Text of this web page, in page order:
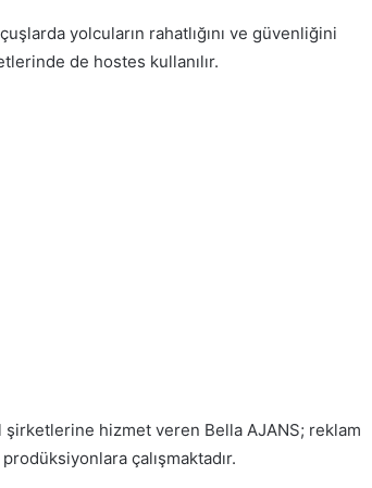
yolcuların rahatlığını ve güvenliğini
de hostes kullanılır.
hizmet veren Bella AJANS; reklam
çalışmaktadır.